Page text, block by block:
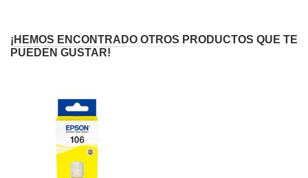
¡HEMOS ENCONTRADO OTROS PRODUCTOS QUE TE
PUEDEN GUSTAR!